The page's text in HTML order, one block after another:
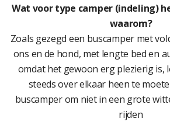
Wat voor type camper (indeling)
waarom?
Zoals gezegd een buscamper met
ons en de hond, met lengte bed en
omdat het gewoon erg plezierig is,
steeds over elkaar heen te
buscamper om niet in een grote
rijden